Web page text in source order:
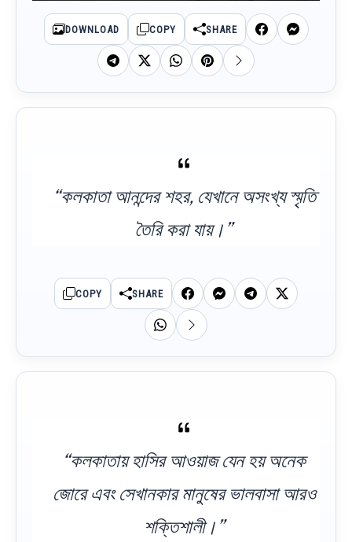
DOWNLOAD COPY SHARE
“কলকাতা আনন্দের শহর, যেখানে অসংখ্য স্মৃতি
তৈরি করা যায়।”
COPY SHARE
“কলকাতায় হাসির আওয়াজ যেন হয় অনেক
জোরে এবং সেখানকার মানুষের ভালবাসা আরও
শক্তিশালী।”